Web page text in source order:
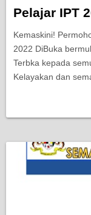
Pelajar IPT
Kemaskini!
2022 DiBuka
Terbka kepada
Kelayakan dan